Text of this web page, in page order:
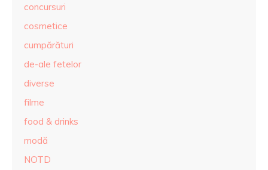
concursuri
cosmetice
cumpărături
de-ale fetelor
diverse
filme
food & drinks
modă
NOTD